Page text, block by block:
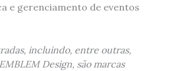
e gerenciamento de eventos
incluindo, entre outras,
Design, são marcas